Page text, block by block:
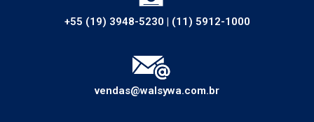
+55 (19) 3948-5230 | (11) 5912-1000
vendas@walsywa.com.br